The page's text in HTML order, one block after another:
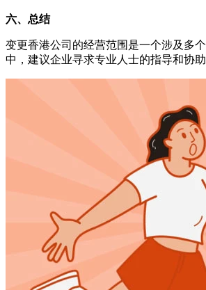
六、总结
变更香港公司的经营范围是一个涉及多
中，建议企业寻求专业人士的指导和协